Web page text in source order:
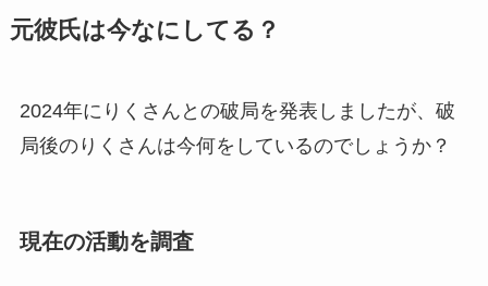
元彼氏は今なにしてる？
2024年にりくさんとの破局を発表しましたが、破
局後のりくさんは今何をしているのでしょうか？
現在の活動を調査